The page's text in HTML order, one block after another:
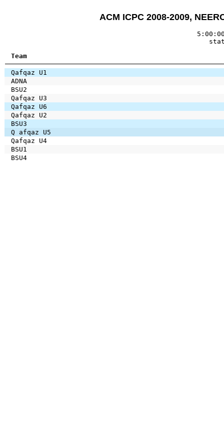
ACM ICPC 2008-2009,
Team
Qafqaz U1
ADNA
BSU2
Qafqaz U3
Qafqaz U6
Qafqaz U2
BSU3
Q afqaz U5
Qafqaz U4
BSU1
BSU4